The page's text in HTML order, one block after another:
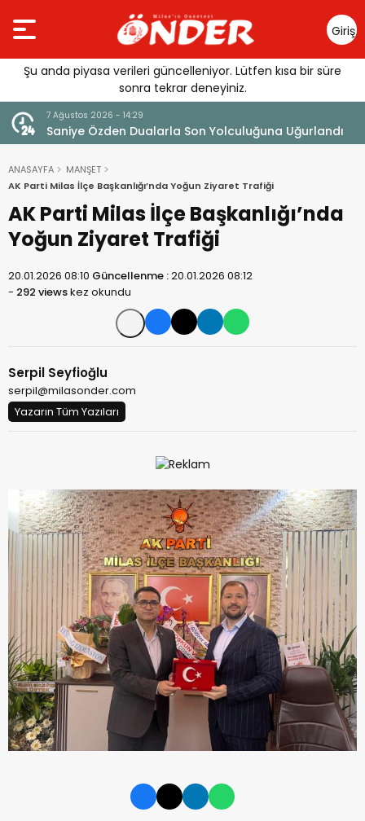
Giriş
Yap
Şu anda piyasa verileri güncelleniyor. Lütfen kısa bir süre
sonra tekrar deneyiniz.
7 Ağustos 2026 - 14:29
Saniye Özden Dualarla Son Yolculuğuna Uğurlandı
ANASAYFA
MANŞET
AK Parti Milas İlçe Başkanlığı’nda Yoğun Ziyaret Trafiği
AK Parti Milas İlçe Başkanlığı’nda
Yoğun Ziyaret Trafiği
20.01.2026 08:10 Güncellenme :20.01.2026 08:12
- 292 viewskez okundu
Serpil Seyfioğlu
serpil@milasonder.com
Yazarın Tüm Yazıları